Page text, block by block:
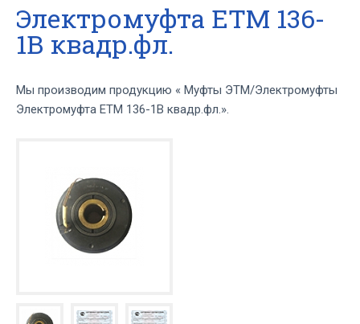
Электромуфта ЕТМ 136-
1В квадр.фл.
Мы производим продукцию « Муфты ЭТМ/Электромуфты
Электромуфта ЕТМ 136-1В квадр.фл.».